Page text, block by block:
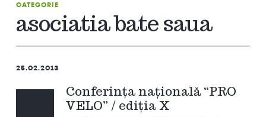
CATEGORIE
asociatia bate saua
25.02.2013
Conferinţa naţională “PRO
VELO” / ediţia X